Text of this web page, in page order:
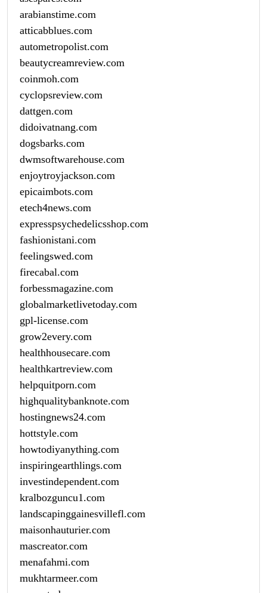
arabianstime.com
atticabblues.com
autometropolist.com
beautycreamreview.com
coinmoh.com
cyclopsreview.com
dattgen.com
didoivatnang.com
dogsbarks.com
dwmsoftwarehouse.com
enjoytroyjackson.com
epicaimbots.com
etech4news.com
expresspsychedelicsshop.com
fashionistani.com
feelingswed.com
firecabal.com
forbessmagazine.com
globalmarketlivetoday.com
gpl-license.com
grow2every.com
healthhousecare.com
healthkartreview.com
helpquitporn.com
highqualitybanknote.com
hostingnews24.com
hottstyle.com
howtodiyanything.com
inspiringearthlings.com
investindependent.com
kralbozguncu1.com
landscapinggainesvillefl.com
maisonhauturier.com
mascreator.com
menafahmi.com
mukhtarmeer.com